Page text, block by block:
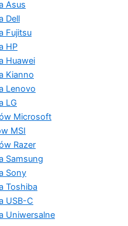
Asus
Dell
Fujitsu
HP
Huawei
Kianno
Lenovo
LG
Microsoft
MSI
Razer
Samsung
Sony
Toshiba
USB-C
Uniwersalne